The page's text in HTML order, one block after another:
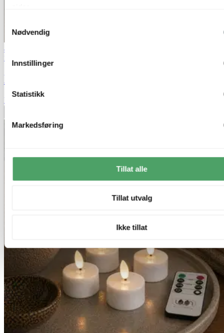
Nødvendig
Innstillinger
Statistikk
Markedsføring
Tillat alle
Tillat utvalg
Ikke tillat
40% ved kjøp av 2 eller flere
Nova Decor & Lighting
LED telys 4pk. hvit
kr 149,-